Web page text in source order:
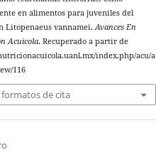
en alimentos para juveniles del
Litopenaeus vannamei.Avances En
Acuicola. Recuperado a partir de
index.php/acu/a
116
formatos de cita